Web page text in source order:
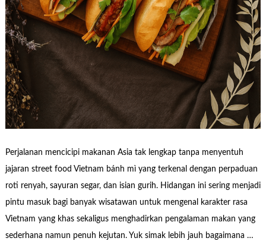
Perjalanan mencicipi makanan Asia tak lengkap tanpa menyentuh
jajaran street food Vietnam bánh mì yang terkenal dengan perpaduan
roti renyah, sayuran segar, dan isian gurih. Hidangan ini sering menjadi
pintu masuk bagi banyak wisatawan untuk mengenal karakter rasa
Vietnam yang khas sekaligus menghadirkan pengalaman makan yang
sederhana namun penuh kejutan. Yuk simak lebih jauh bagaimana …